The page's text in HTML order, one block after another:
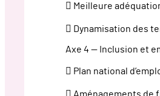
 Meilleure
 Dynamisation des
Axe 4 — Inclusion et
 Plan national
 Aménagements de